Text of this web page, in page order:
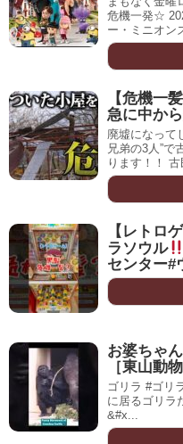
危機一発☆
ー・ミニオン
【危機一
急に中か
廃墟になって
兄弟の3人”で
ります！！ 古
【レトロ
ラソウル
センター#
お婆ちゃ
［東山動
ゴリラ #ゴリ
に居るゴリラ
&#x...